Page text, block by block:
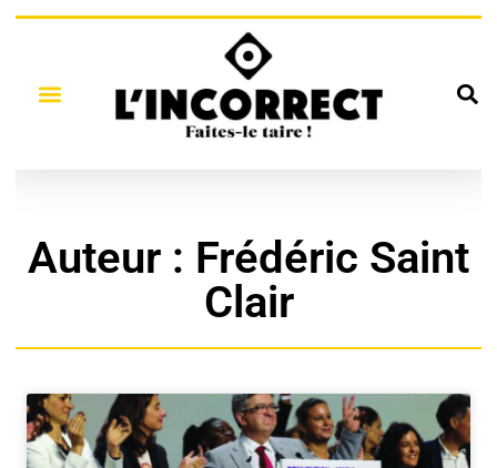
Auteur : Frédéric Saint
Clair